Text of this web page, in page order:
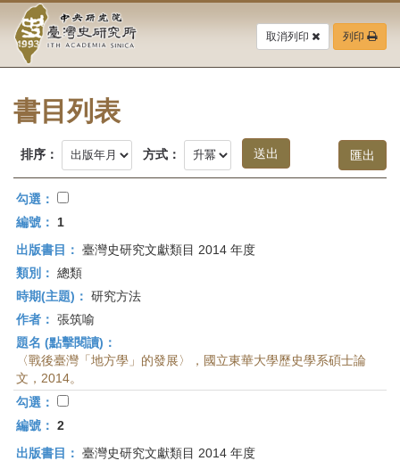
要
中
央
研
究
院-
臺
灣
史
研
究
所-
首
頁
取消列印 列印
書目列表
排序： 方式：
勾選：
編號：
1
出版書目： 臺灣史研究文獻類目 2014 年度
類別： 總類
時期(主題)： 研究方法
作者： 張筑喻
題名 (點擊閱讀)：
〈戰後臺灣「地方學」的發展〉，國立東華大學歷史學系碩士論
文，2014。
勾選：
編號： 2
出版書目： 臺灣史研究文獻類目 2014 年度